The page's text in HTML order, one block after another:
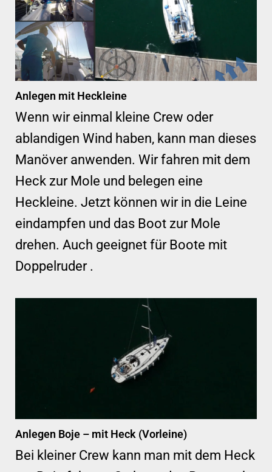
Anlegen mit Heckleine
Wenn wir einmal kleine Crew oder
ablandigen Wind haben, kann man dieses
Manöver anwenden. Wir fahren mit dem
Heck zur Mole und belegen eine
Heckleine. Jetzt können wir in die Leine
eindampfen und das Boot zur Mole
drehen. Auch geeignet für Boote mit
Doppelruder .
Anlegen Boje – mit Heck (Vorleine)
Bei kleiner Crew kann man mit dem Heck